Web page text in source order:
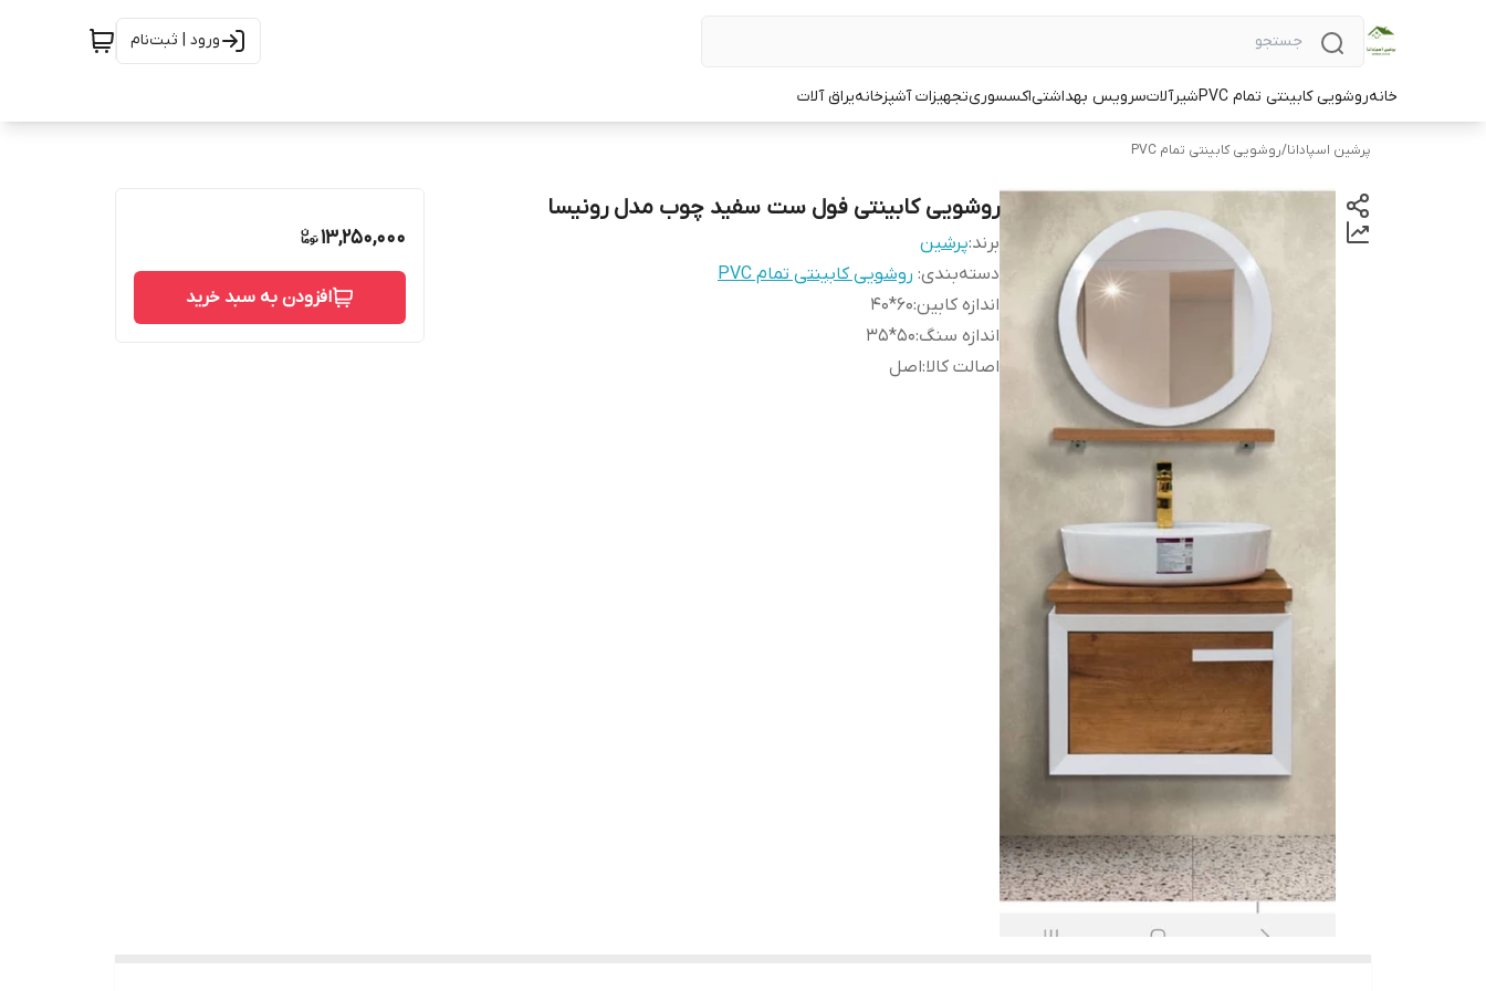
ورود | ثبت‌نام
خانهروشویی کابینتی تمام PVC شیرآلاتسرویس بهداشتیاکسسوریتجهیزات آشپزخانهیراق آلات
پرشین اسپادانا/روشویی کابینتی تمام PVC
روشویی کابینتی فول ست سفید چوب مدل رونیسا
برند:پرشین
دسته‌بندی: روشویی کابینتی تمام PVC
اندازه کابین:
60*40
اندازه سنگ:
50*35
اصالت کالا:اصل
13,250,000
افزودن به سبد خرید